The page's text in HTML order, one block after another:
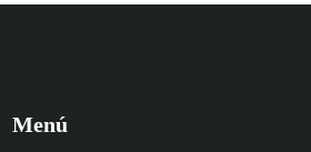
Menú